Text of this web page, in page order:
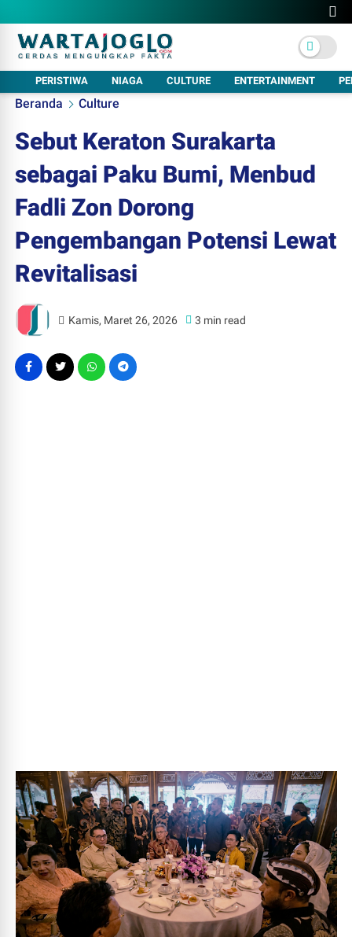
PERISTIWA NIAGA CULTURE ENTERTAINMENT
Beranda Culture
Sebut Keraton Surakarta
sebagai Paku Bumi, Menbud
Fadli Zon Dorong
Pengembangan Potensi Lewat
Revitalisasi
Kamis, Maret 26, 2026 3 min read